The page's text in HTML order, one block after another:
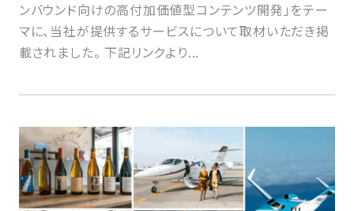
ンバウンド向けの高付加価値型コンテンツ開発」をテー
マに、当社が提供するサービスについて取材いただき掲
載されました。 下記リンクより...